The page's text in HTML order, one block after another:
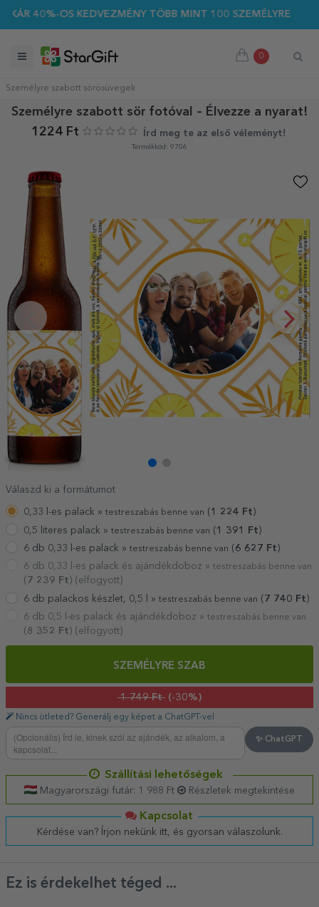
KEDVEZMÉNY TÖBB MINT 100 SZEMÉLYRE SZABOTT
0
Személyre szabott sörösüvegek
Személyre szabott sör fotóval – Élvezze a nyarat!
1224 Ft
Írd meg te az első véleményt!
Termékkód: 9706
Válaszd ki a formátumot
0,33 l-es palack » testreszabás benne van ( 1 224 Ft )
0,5 literes palack » testreszabás benne van (1 391 Ft)
6 db 0,33 l-es palack » testreszabás benne van ( 6 627 Ft )
6 db 0,33 l-es palack és ajándékdoboz » testreszabás benne van
( 7 239 Ft ) (elfogyott)
6 db palackos készlet, 0,5 l » testreszabás benne van ( 7 740 Ft )
6 db 0,5 l-es palack és ajándékdoboz » testreszabás benne van
( 8 352 Ft ) (elfogyott)
SZEMÉLYRE SZAB
1 749 Ft (-30%)
Nincs ötleted? Generálj egy képet a ChatGPT-vel
✨ ChatGPT
Szállítási lehetőségek
Magyarországi futár: 1 988 Ft Részletek megtekintése
Kapcsolat
Kérdése van? Írjon nekünk itt, és gyorsan válaszolunk.
Ez is érdekelhet téged ...